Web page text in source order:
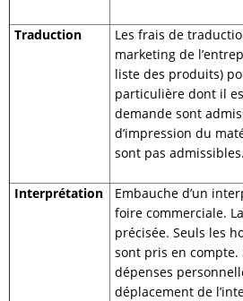
Traduction
Les frais de
marketing de
liste des produits)
particulière dont il
demande sont
d’impression du
sont pas admissibles.
Interprétation
Embauche d’un
foire commerciale.
précisée. Seuls les
sont pris en compte.
dépenses
déplacement de